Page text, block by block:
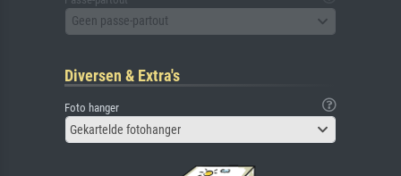
Geen passe-partout
Diversen & Extra's
Foto hanger
Gekartelde fotohanger